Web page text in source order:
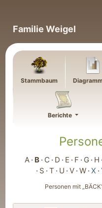
Familie Weigel
Stammbaum
Berichte
A B C D E F G H
S T U V W X
Personen mit „BÄCK